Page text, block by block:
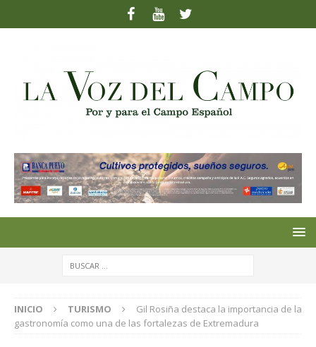
INICIO TURISMO
Gil Rosiña destaca la importancia de la
gastronomía como una de las fortalezas de Extremadura